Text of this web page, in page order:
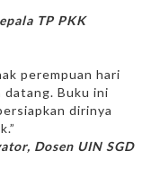
TP PKK
perempuan hari
datang. Buku ini
dirinya
Dosen UIN SGD